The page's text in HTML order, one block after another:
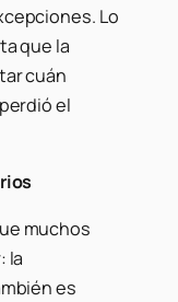
Lo
que la
cuán
el
muchos
la
es